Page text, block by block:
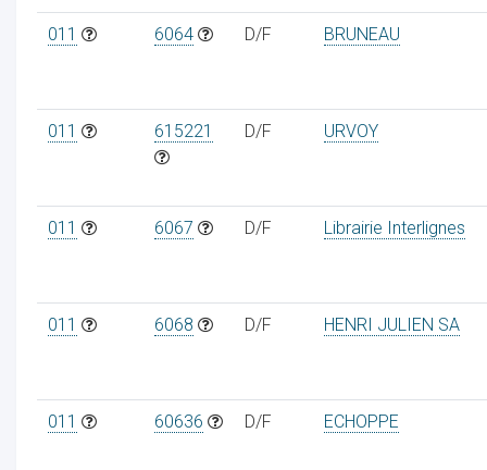
011 6064 D/F BRUNEAU
011 615221 D/F URVOY
011 6067 D/F Librairie Interlignes
011 6068 D/F HENRI JULIEN SA
011 60636 D/F ECHOPPE